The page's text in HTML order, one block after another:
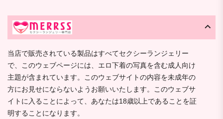
当店で販売されている製品はすべてセクシーランジェリー
で、このウェブページには、エロ下着の写真を含む成人向け
主題が含まれています。このウェブサイトの内容を未成年の
方にお見せにならないようお願いいたします。このウェブサ
イトに入ることによって、あなたは18歳以上であることを証
明することになります。